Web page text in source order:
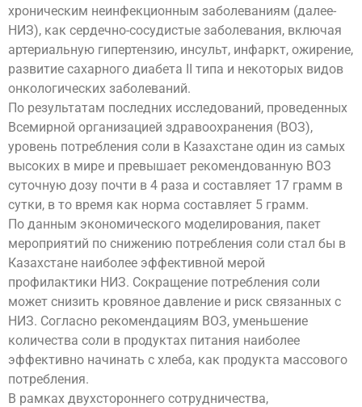
хроническим неинфекционным заболеваниям (далее-
НИЗ), как сердечно-сосудистые заболевания, включая
артериальную гипертензию, инсульт, инфаркт, ожирение,
развитие сахарного диабета II типа и некоторых видов
онкологических заболеваний.
По результатам последних исследований, проведенных
Всемирной организацией здравоохранения (ВОЗ),
уровень потребления соли в Казахстане один из самых
высоких в мире и превышает рекомендованную ВОЗ
суточную дозу почти в 4 раза и составляет 17 грамм в
сутки, в то время как норма составляет 5 грамм.
По данным экономического моделирования, пакет
мероприятий по снижению потребления соли стал бы в
Казахстане наиболее эффективной мерой
профилактики НИЗ. Сокращение потребления соли
может снизить кровяное давление и риск связанных с
НИЗ. Согласно рекомендациям ВОЗ, уменьшение
количества соли в продуктах питания наиболее
эффективно начинать с хлеба, как продукта массового
потребления.
В рамках двухстороннего сотрудничества,